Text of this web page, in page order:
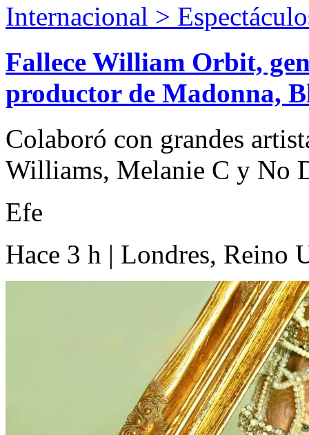
Internacional >
Fallece William Orbit,
productor de Madonna,
Colaboró con grandes
Williams, Melanie C y No
Efe
Hace 3 h | Londres, Reino